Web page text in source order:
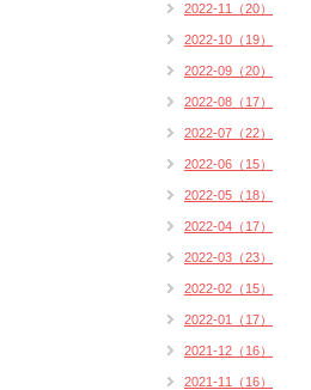
2022-11（20）
2022-10（19）
2022-09（20）
2022-08（17）
2022-07（22）
2022-06（15）
2022-05（18）
2022-04（17）
2022-03（23）
2022-02（15）
2022-01（17）
2021-12（16）
2021-11（16）